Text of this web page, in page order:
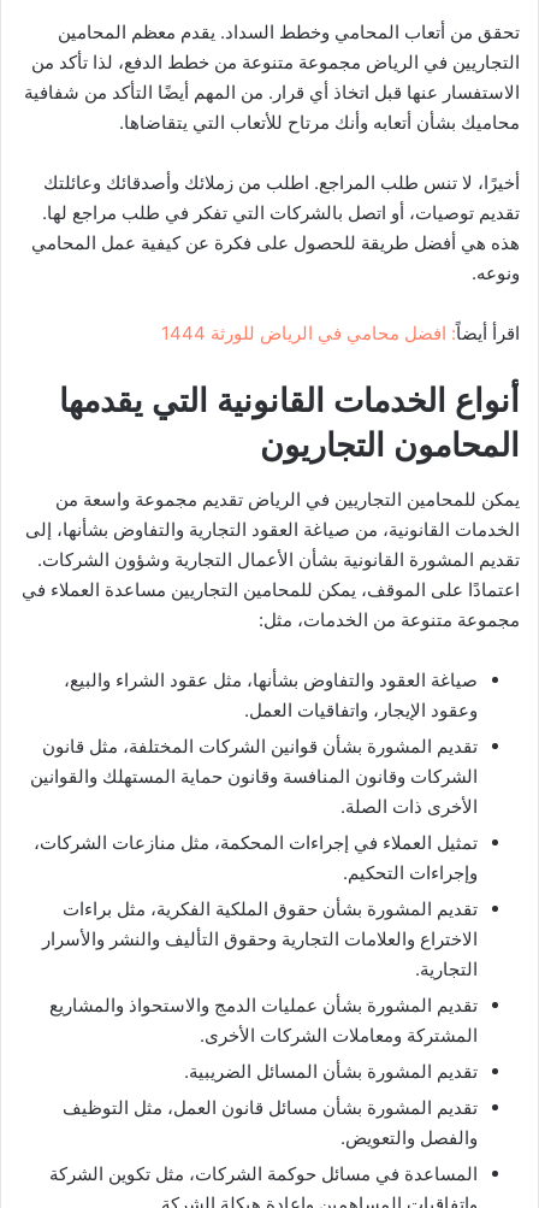
تحقق من أتعاب المحامي وخطط السداد. يقدم معظم المحامين
التجاريين في الرياض مجموعة متنوعة من خطط الدفع، لذا تأكد من
الاستفسار عنها قبل اتخاذ أي قرار. من المهم أيضًا التأكد من شفافية
محاميك بشأن أتعابه وأنك مرتاح للأتعاب التي يتقاضاها.
أخيرًا، لا تنس طلب المراجع. اطلب من زملائك وأصدقائك وعائلتك
تقديم توصيات، أو اتصل بالشركات التي تفكر في طلب مراجع لها.
هذه هي أفضل طريقة للحصول على فكرة عن كيفية عمل المحامي
ونوعه.
اقرأ أيضاً: افضل محامي في الرياض للورثة 1444
أنواع الخدمات القانونية التي يقدمها
المحامون التجاريون
يمكن للمحامين التجاريين في الرياض تقديم مجموعة واسعة من
الخدمات القانونية، من صياغة العقود التجارية والتفاوض بشأنها، إلى
تقديم المشورة القانونية بشأن الأعمال التجارية وشؤون الشركات.
اعتمادًا على الموقف، يمكن للمحامين التجاريين مساعدة العملاء في
مجموعة متنوعة من الخدمات، مثل:
صياغة العقود والتفاوض بشأنها، مثل عقود الشراء والبيع،
وعقود الإيجار، واتفاقيات العمل.
تقديم المشورة بشأن قوانين الشركات المختلفة، مثل قانون
الشركات وقانون المنافسة وقانون حماية المستهلك والقوانين
الأخرى ذات الصلة.
تمثيل العملاء في إجراءات المحكمة، مثل منازعات الشركات،
وإجراءات التحكيم.
تقديم المشورة بشأن حقوق الملكية الفكرية، مثل براءات
الاختراع والعلامات التجارية وحقوق التأليف والنشر والأسرار
التجارية.
تقديم المشورة بشأن عمليات الدمج والاستحواذ والمشاريع
المشتركة ومعاملات الشركات الأخرى.
تقديم المشورة بشأن المسائل الضريبية.
تقديم المشورة بشأن مسائل قانون العمل، مثل التوظيف
والفصل والتعويض.
المساعدة في مسائل حوكمة الشركات، مثل تكوين الشركة